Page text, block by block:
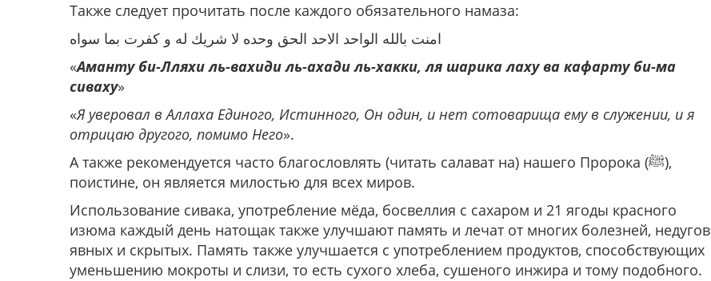
Также следует прочитать после каждого обязательного намаза:
امنت بالله الواحد الاحد الحق وحده لا شريك له و كفرت بما سواه
«Аманту би-Лляхи ль-вахиди ль-ахади ль-хакки, ля шарика лаху ва кафарту би-ма
сиваху»
«Я уверовал в Аллаха Единого, Истинного, Он один, и нет сотоварища ему в служении, и я
отрицаю другого, помимо Него».
А также рекомендуется часто благословлять (читать салават на) нашего Пророка (ﷺ),
поистине, он является милостью для всех миров.
Использование сивака, употребление мёда, босвеллия с сахаром и 21 ягоды красного
изюма каждый день натощак также улучшают память и лечат от многих болезней, недугов
явных и скрытых. Память также улучшается с употреблением продуктов, способствующих
уменьшению мокроты и слизи, то есть сухого хлеба, сушеного инжира и тому подобного.